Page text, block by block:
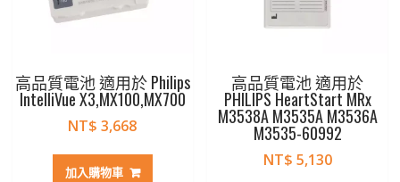
高品質電池 適用於 Philips
IntelliVue X3,MX100,MX700
NT$ 3,668
加入購物車
高品質電池 適用於
PHILIPS HeartStart MRx
M3538A M3535A M3536A
M3535-60992
NT$ 5,130